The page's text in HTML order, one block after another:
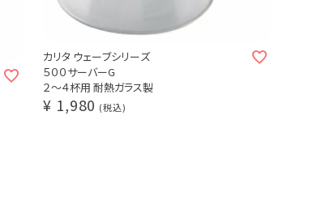
カリタ ウェーブシリーズ
５００サーバーG
２～４杯用 耐熱ガラス製
¥ 1,980 税込